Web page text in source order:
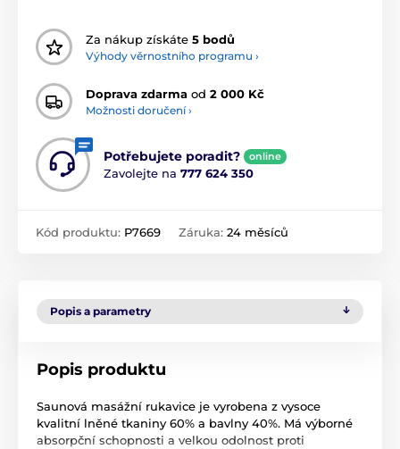
Za nákup získáte 5 bodů
Výhody věrnostního programu ›
Doprava zdarma od 2 000 Kč
Možnosti doručení ›
Potřebujete poradit? online
Zavolejte na 777 624 350
Kód produktu: P7669 Záruka: 24 měsíců
Popis a parametry
Popis produktu
Saunová masážní rukavice je vyrobena z vysoce
kvalitní lněné tkaniny 60% a bavlny 40%. Má výborné
absorpční schopnosti a velkou odolnost proti